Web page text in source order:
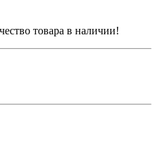
товара в наличии!